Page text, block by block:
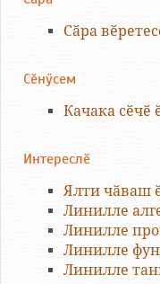
Сӑра
Сӗнӳсем
Качака сӗчӗ
Интереслӗ
Ялти чӑваш
Линилле
Линилле
Линилле
Линилле